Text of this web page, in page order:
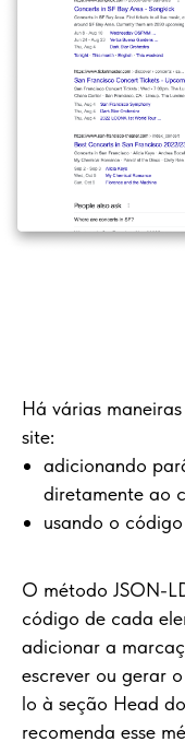
Há várias
site:
adicionando
diretamente ao
usando o
O método JSON-
código de cada
adicionar a
escrever ou gerar
lo à seção Head
recomenda esse